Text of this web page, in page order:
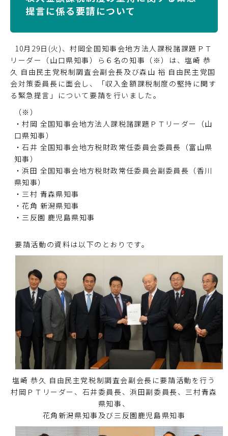
提言に係る要請について
10月29日(火)、村岡全国知事会地方法人課税諸課題ＰＴ
リーダー（山口県知事）ら６名の知事（※）は、塩崎 恭
久 自由民主党税制調査会副会長及び森山 裕 自由民主党国
会対策委員長に面会し、「収入金額課税制度の堅持に関す
る緊急提言」について要請を行いました。
（※）
・村岡 全国知事会地方法人課税諸課題ＰＴリーダー（山
口県知事）
・石井 全国知事会地方税財政常任委員会委員長（富山県
知事）
・浜田 全国知事会地方税財政常任委員会副委員長（香川
県知事）
・三村 青森県知事
・花角 新潟県知事
・三反園 鹿児島県知事
要請活動の資料は以下のとおりです。
塩崎 恭久 自由民主党税制調査会副会長に要請活動を行う
村岡ＰＴリーダー、石井委員長、浜田副委員長、三村青森
県知事、
花角新潟県知事及び三反園鹿児島県知事